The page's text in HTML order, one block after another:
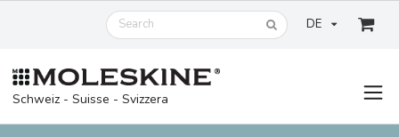
DE
Schweiz - Suisse - Svizzera